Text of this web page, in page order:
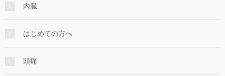
内臓
はじめての方へ
頭痛